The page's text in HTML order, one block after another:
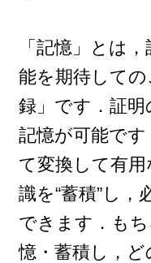
「記憶」とは
能を期待して
録」です．証
記憶が可能で
て変換して有
識を“蓄積”し
できます．も
憶・蓄積し，